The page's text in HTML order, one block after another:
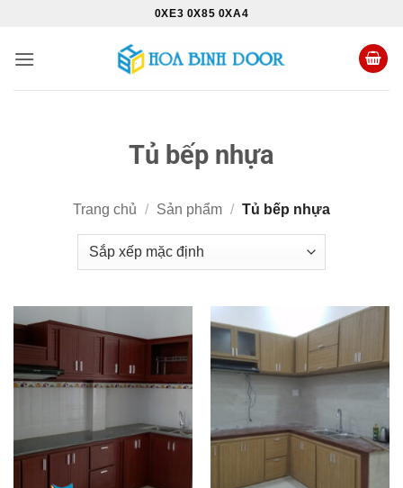
nội
0XE3 0X85 0XA4
Tủ bếp nhựa
Trang chủ / Sản phẩm / Tủ bếp nhựa